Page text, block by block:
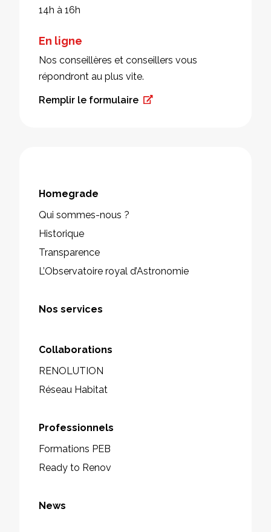
14h à 16h
En ligne
Nos conseillères et conseillers vous
répondront au plus vite.
Remplir le formulaire
Homegrade
Qui sommes-nous ?
Historique
Transparence
L’Observatoire royal d’Astronomie
Nos services
Collaborations
RENOLUTION
Réseau Habitat
Professionnels
Formations PEB
Ready to Renov
News